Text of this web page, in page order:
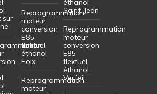
sur
Reprogrammation
moteur
conversion
E85
flexfuel
éthanol
Foix
Reprogrammation
moteur
éthanol
Saint-Jean
Reprogrammation
moteur
conversion
E85
flexfuel
éthanol
Verfeil